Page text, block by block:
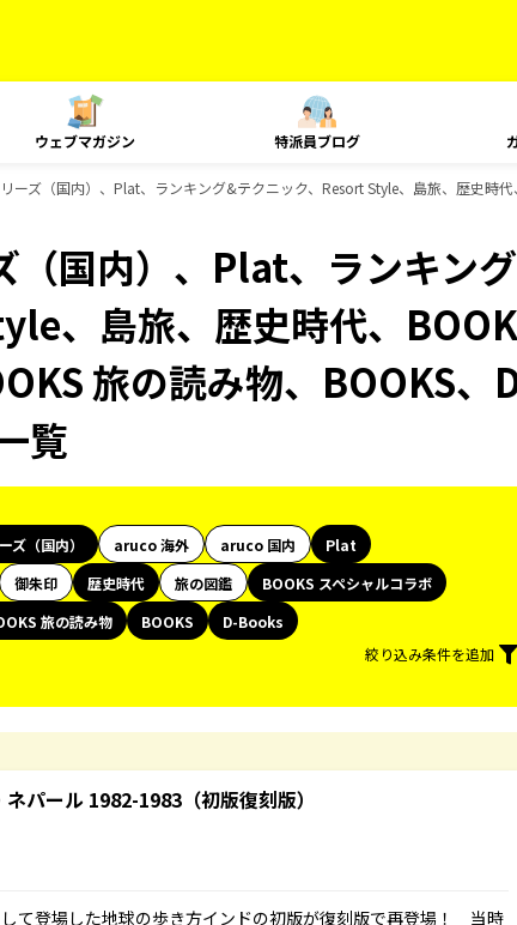
ウェブマガジン 特派員ブログ
ーズ（国内）、Plat、ランキング&テクニック、Resort Style、島旅、歴史時
（国内）、Plat、ランキン
、島旅、歴史時代、
旅の読み物、BOOKS、
覧
ズ（国内） aruco 海外 aruco 国内
Plat
御朱印 歴史時代 旅の図鑑
BOOKS スペシャルコラボ
旅の読み物 BOOKS
D-Books
絞り込み条件を追加
パール 1982-1983（初版復刻版）
て登場した地球の歩き方インドの初版が復刻版で再登場！ 当時